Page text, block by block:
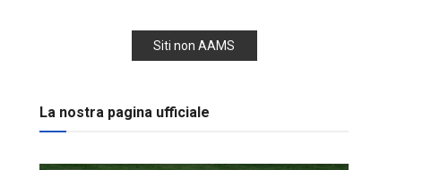
Siti non AAMS
La nostra pagina ufficiale